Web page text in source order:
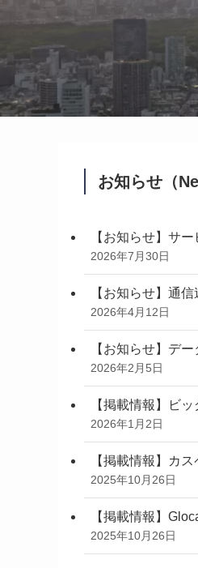
お知らせ（
【お知らせ】サ
2026年7月30日
【お知らせ】通
2026年4月12日
【お知らせ】デ
2026年2月5日
【掲載情報】ビ
2026年1月2日
【掲載情報】カ
2025年10月26日
【掲載情報】
2025年10月26日